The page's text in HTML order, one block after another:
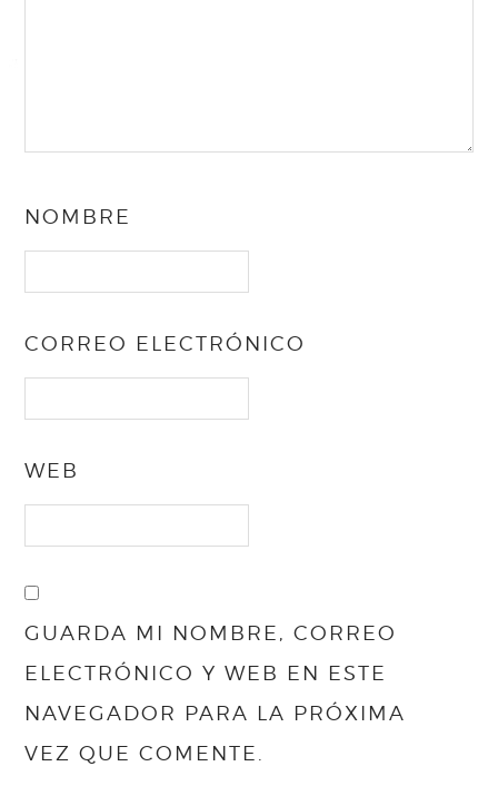
NOMBRE
CORREO ELECTRÓNICO
WEB
GUARDA MI NOMBRE, CORREO
ELECTRÓNICO Y WEB EN ESTE
NAVEGADOR PARA LA PRÓXIMA
VEZ QUE COMENTE.